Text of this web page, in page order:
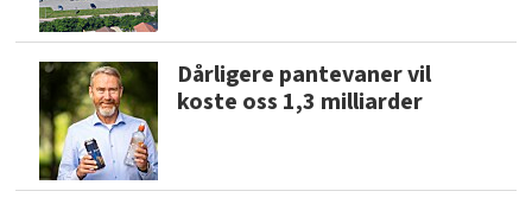
Dårligere pantevaner vil
koste oss 1,3 milliarder